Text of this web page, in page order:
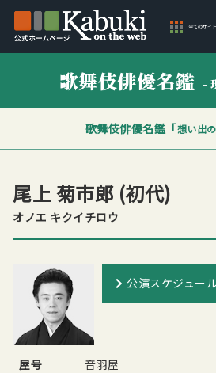
全てのサイト
歌舞伎俳優名鑑 -
歌舞伎俳優名鑑「想い出
尾上 菊市郎 (初代)
オノエ キクイチロウ
公演スケジュー
屋号
音羽屋